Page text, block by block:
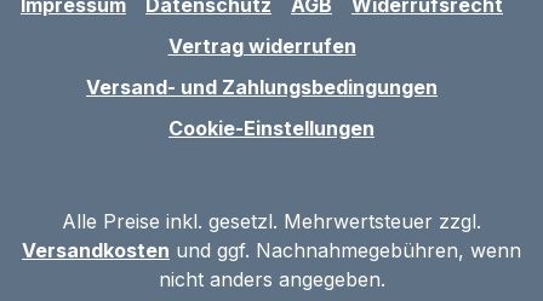
Impressum
Datenschutz AGB
Widerrufsrecht
Vertrag widerrufen
Versand- und Zahlungsbedingungen
Cookie-Einstellungen
Alle Preise inkl. gesetzl. Mehrwertsteuer zzgl.
Versandkosten und ggf. Nachnahmegebühren, wenn
nicht anders angegeben.